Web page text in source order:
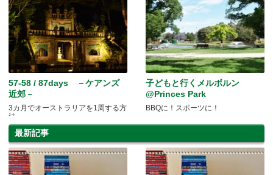
57-58 / 87days －ケアンズ
近郊－
3カ月でオーストラリアを1周する方
法
子どもと行くメルボルン
@Princes Park
BBQに！スポーツに！
最新記事